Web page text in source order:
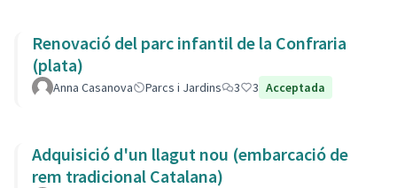
Renovació del parc infantil de la Confraria
(plata)
Anna Casanova Parcs i Jardins 3 3 Acceptada
Adquisició d'un llagut nou (embarcació de
rem tradicional Catalana)